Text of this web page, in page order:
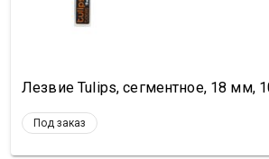
Лезвие Tulips, сегментное, 18 мм,
Под заказ